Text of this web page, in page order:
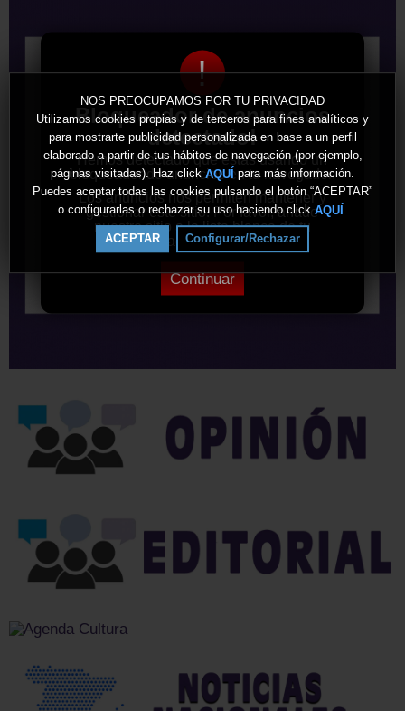
!
Bloqueador de anuncios
detectado!
Hemos detectado que estás usando un
bloqueador de anuncios en tu navegador.
Los anuncios nos permiten mantener y
gestionar este sitio. Por favor, añade
nuestro sitio a la lista blanca de tu
bloqueador de anuncios.
Continuar
NOS PREOCUPAMOS POR TU PRIVACIDAD
Utilizamos cookies propias y de terceros para fines analíticos y
para mostrarte publicidad personalizada en base a un perfil
elaborado a partir de tus hábitos de navegación (por ejemplo,
páginas visitadas). Haz click AQUÍ para más información.
Puedes aceptar todas las cookies pulsando el botón “ACEPTAR”
o configurarlas o rechazar su uso haciendo click AQUÍ .
ACEPTAR Configurar/Rechazar